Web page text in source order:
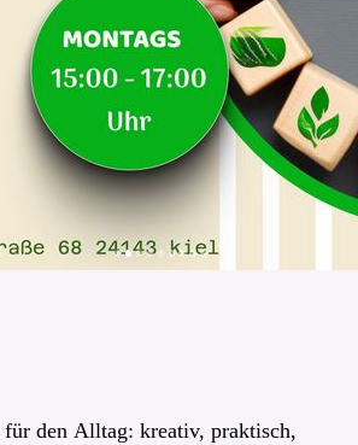
für den Alltag: kreativ, praktisch,